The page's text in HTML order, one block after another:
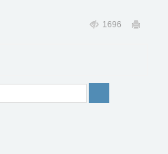
1696